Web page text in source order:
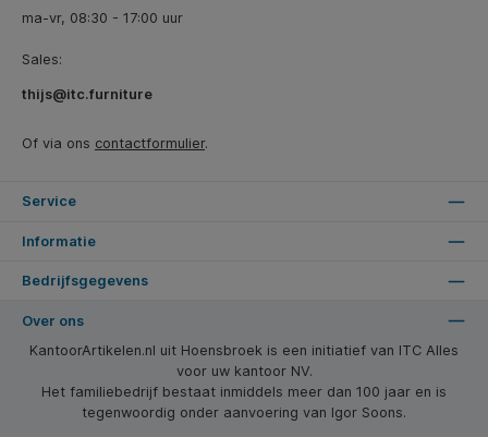
ma-vr, 08:30 - 17:00 uur
Sales:
thijs@itc.furniture
Of via ons contactformulier.
Service
Informatie
Bedrijfsgegevens
Over ons
KantoorArtikelen.nl uit Hoensbroek is een initiatief van ITC Alles
voor uw kantoor NV.
Het familiebedrijf bestaat inmiddels meer dan 100 jaar en is
tegenwoordig onder aanvoering van Igor Soons.